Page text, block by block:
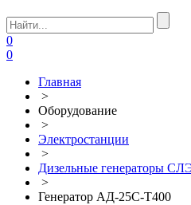
0
0
Главная
>
Оборудование
>
Электростанции
>
Дизельные генераторы
>
Генератор АД-25С-Т400